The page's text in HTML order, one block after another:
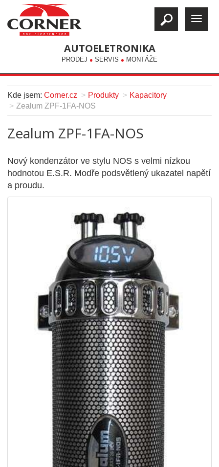
AUTOELETRONIKA
PRODEJ SERVIS MONTÁŽE
Kde jsem: Corner.cz Produkty
Kapacitory
Zealum ZPF-1FA-NOS
Zealum ZPF-1FA-NOS
Nový kondenzátor ve stylu NOS s velmi nízkou
hodnotou E.S.R. Modře podsvětlený ukazatel napětí
a proudu.